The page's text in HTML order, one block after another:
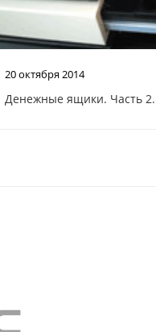
20 октября 2014
Денежные ящики. Часть 2.